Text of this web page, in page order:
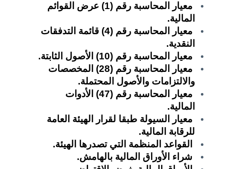
معيار المحاسبة رقم (1) عرض القوائم
المالية.
معيار المحاسبة رقم (4) قائمة التدفقات
النقدية.
معيار المحاسبة رقم (10) الأصول الثابتة.
معيار المحاسبة رقم (28) المخصصات
والالتزامات والأصول المحتملة.
معيار المحاسبة رقم (47) الأدوات
المالية.
معيار السيولة طبقا لقرار الهيئة العامة
للرقابة المالية.
القواعد المنظمة التي تصدرها الهيئة.
شراء الأوراق المالية بالهامش.